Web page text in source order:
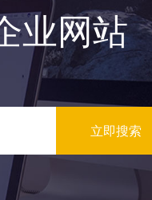
业网站